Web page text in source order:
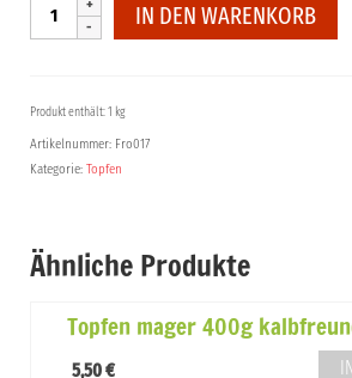
mager
kalbfreundlich
Froiohof
Menge
IN DEN WARENKORB
Produkt enthält: 1 kg
Artikelnummer: Fro017
Kategorie: Topfen
Ähnliche Produkte
Topfen mager 400g
5,50€